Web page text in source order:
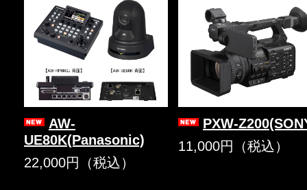
AW-
UE80K(Panasonic)
22,000円（税込）
PXW-
11,000円（税込）